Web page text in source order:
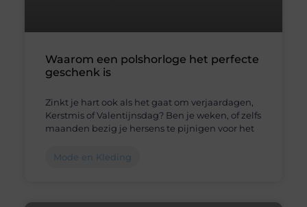
Waarom een polshorloge het perfecte
geschenk is
Zinkt je hart ook als het gaat om verjaardagen,
Kerstmis of Valentijnsdag? Ben je weken, of zelfs
maanden bezig je hersens te pijnigen voor het
Mode en Kleding